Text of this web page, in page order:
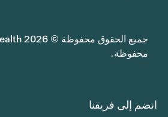
محفوظة.
انضم إلى فريقنا